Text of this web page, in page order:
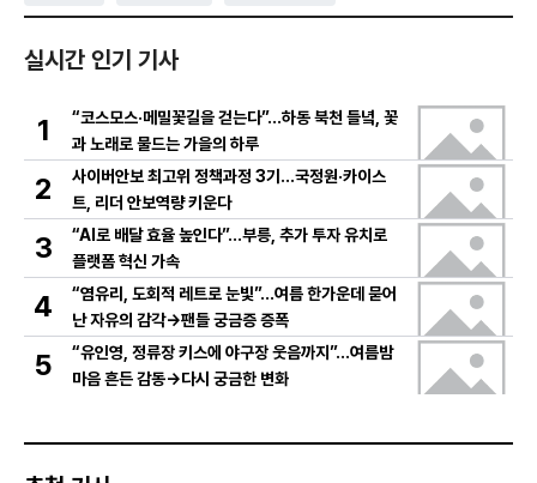
실시간 인기 기사
1
“코스모스·메밀꽃길을 걷는다”…하동 북천 들녘, 꽃
과 노래로 물드는 가을의 하루
2
사이버안보 최고위 정책과정 3기…국정원·카이스
트, 리더 안보역량 키운다
3
“AI로 배달 효율 높인다”…부릉, 추가 투자 유치로
플랫폼 혁신 가속
4
“염유리, 도회적 레트로 눈빛”…여름 한가운데 묻어
난 자유의 감각→팬들 궁금증 증폭
5
“유인영, 정류장 키스에 야구장 웃음까지”…여름밤
마음 흔든 감동→다시 궁금한 변화